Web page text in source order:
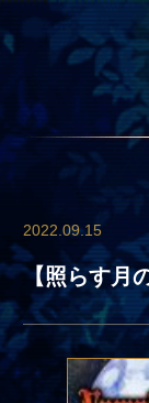
2022.09.15
【照らす月